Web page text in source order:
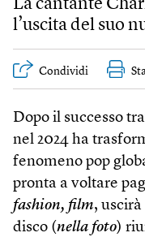
La cantante
l’uscita del suo
Condividi
Dopo il successo
nel 2024 ha
fenomeno pop
pronta a voltare
fashion, film,
disco (nella foto)